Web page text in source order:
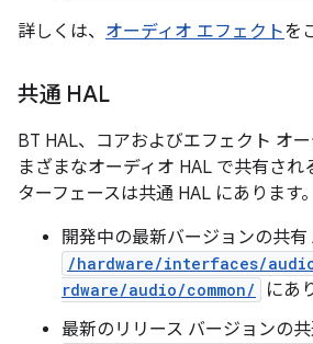
詳しくは、 オーディオ エフェクトを
共通 HAL
BT HAL、コアおよびエフェクト オ
まざまなオーディオ HAL で共有さ
ターフェースは共通 HAL にあります。
開発中の最新バージョンの共有
/hardware/interfaces/
rdware/audio/common/
にあ
最新のリリース バージョンの